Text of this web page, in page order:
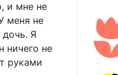
и мне не
меня не
Я
ничего не
руками